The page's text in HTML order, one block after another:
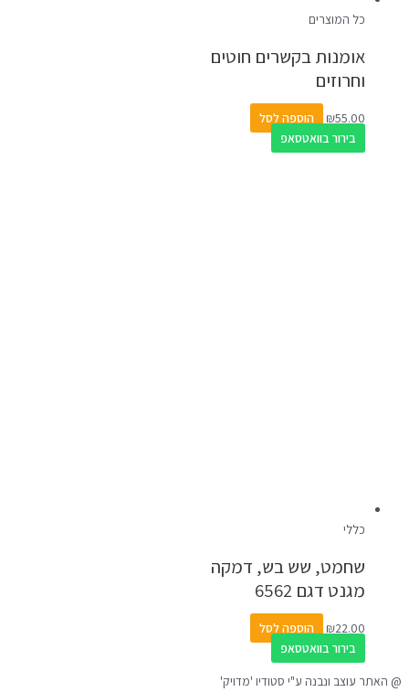
כל המוצרים
אומנות בקשרים חוטים
וחרוזים
₪55.00
הוספה לסל
בירור בוואטסאפ
כללי
שחמט, שש בש, דמקה
מגנט דגם 6562
₪22.00
הוספה לסל
בירור בוואטסאפ
@ האתר עוצב ונבנה ע"י סטודיו 'מדויק'